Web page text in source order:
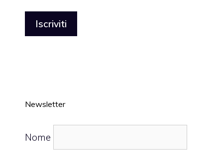
Newsletter
Nome